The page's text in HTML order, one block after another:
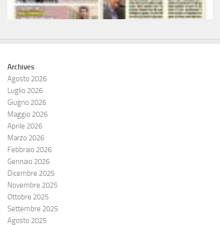
Archives
Agosto 2026
Luglio 2026
Giugno 2026
Maggio 2026
Aprile 2026
Marzo 2026
Febbraio 2026
Gennaio 2026
Dicembre 2025
Novembre 2025
Ottobre 2025
Settembre 2025
Agosto 2025